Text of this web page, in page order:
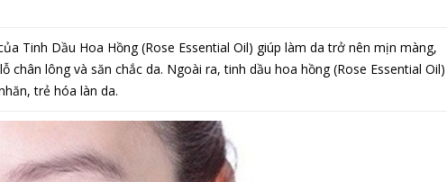
Tinh Dầu Hoa Hồng (Rose Essential Oil) giúp làm da trở nên mịn màng,
chân lông và săn chắc da. Ngoài ra, tinh dầu hoa hồng (Rose Essential Oil)
trẻ hóa làn da.